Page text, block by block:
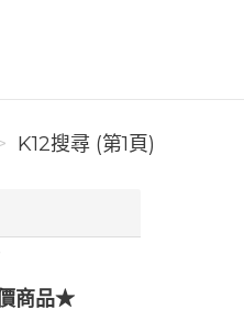
K12搜尋 (第1頁)
商品★